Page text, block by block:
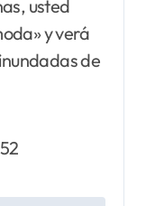
usted
y verá
de